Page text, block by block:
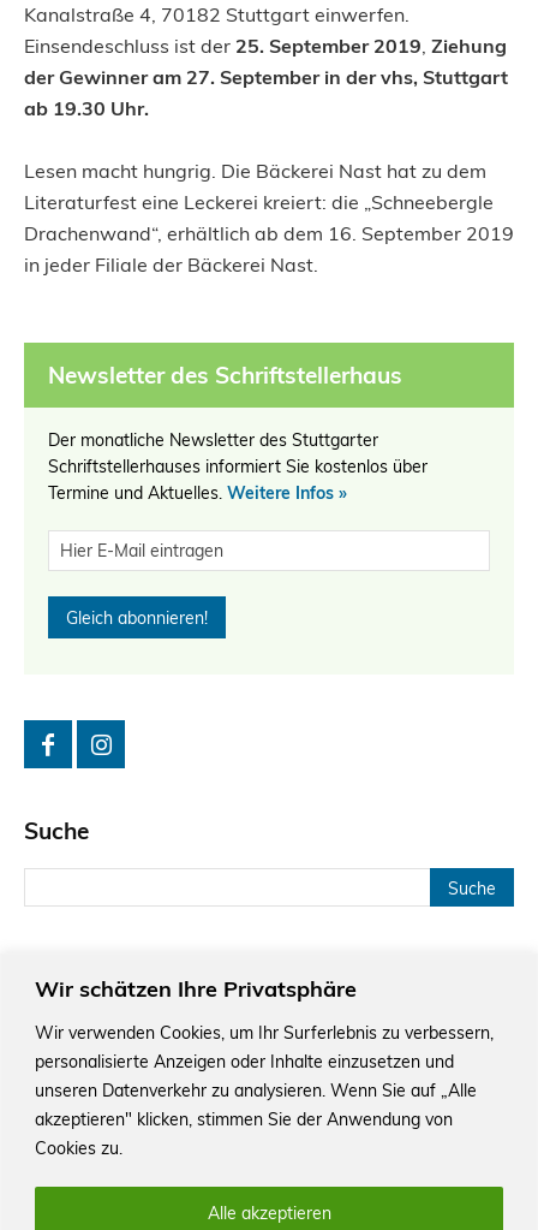
Wir schätzen Ihre Privatsphäre
Wir verwenden Cookies, um Ihr Surferlebnis zu verbessern,
personalisierte Anzeigen oder Inhalte einzusetzen und
unseren Datenverkehr zu analysieren. Wenn Sie auf „Alle
akzeptieren" klicken, stimmen Sie der Anwendung von
Cookies zu.
Alle akzeptieren
Kanalstraße 4, 70182 Stuttgart einwerfen.
Einsendeschluss ist der 25. September 2019 Ziehung
der Gewinner am 27. September in der vhs, Stuttgart
ab 19.30 Uhr.
Lesen macht hungrig. Die Bäckerei Nast hat zu dem
Literaturfest eine Leckerei kreiert: die „Schneebergle
Drachenwand“, erhältlich ab dem 16. September 2019
in jeder Filiale der Bäckerei Nast.
Newsletter des Schriftstellerhaus
Der monatliche Newsletter des Stuttgarter
Schriftstellerhauses informiert Sie kostenlos über
Termine und Aktuelles. Weitere Infos »
Suche
Das Schriftstellerhaus ist ein beliebter Treffpunkt für
Autorinnen und Autoren aus Stuttgart und der Region sowie
ein Veranstaltungsort für Lesungen, Tagungen und
Schreibwerkstätten.